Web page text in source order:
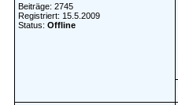
Beiträge: 2745
Registriert: 15.5.2009
Status: Offline